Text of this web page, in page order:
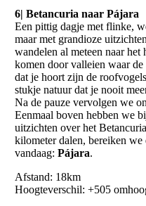
6| Betancuria naar Pájara
Een pittig dagje met flinke,
maar met grandioze
wandelen al meteen naar
komen door valleien waar
dat je hoort zijn de
stukje natuur dat je nooit
Na de pauze vervolgen we
Eenmaal boven hebben we
uitzichten over het
kilometer dalen, bereiken we
vandaag: Pájara.
Afstand: 18km
Hoogteverschil: +505